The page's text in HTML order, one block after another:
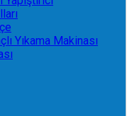
Yıkama Makinası